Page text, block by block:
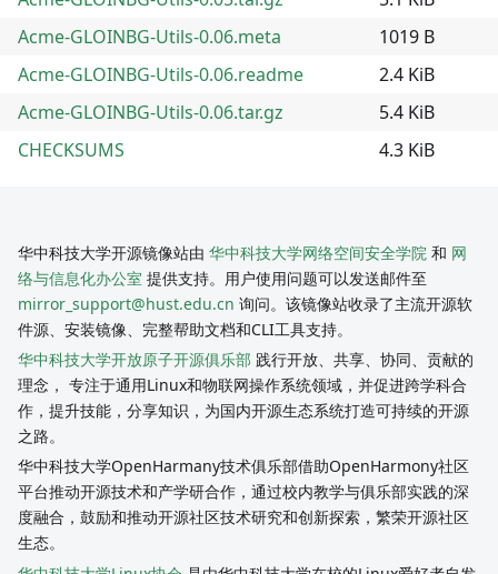
Acme-GLOINBG-Utils-0.06.meta
1019 B
Acme-GLOINBG-Utils-0.06.readme
2.4 KiB
Acme-GLOINBG-Utils-0.06.tar.gz
5.4 KiB
CHECKSUMS
4.3 KiB
华中科技大学开源镜像站由 华中科技大学网络空间安全学院 和 网
络与信息化办公室 提供支持。用户使用问题可以发送邮件至
mirror_support@hust.edu.cn 询问。该镜像站收录了主流开源软
件源、安装镜像、完整帮助文档和CLI工具支持。
华中科技大学开放原子开源俱乐部 践行开放、共享、协同、贡献的
理念， 专注于通用Linux和物联网操作系统领域，并促进跨学科合
作，提升技能，分享知识，为国内开源生态系统打造可持续的开源
之路。
华中科技大学OpenHarmany技术俱乐部借助OpenHarmony社区
平台推动开源技术和产学研合作，通过校内教学与俱乐部实践的深
度融合，鼓励和推动开源社区技术研究和创新探索，繁荣开源社区
生态。